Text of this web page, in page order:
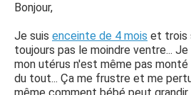
Bonjour,
Je suis enceinte de 4 mois et trois
toujours pas le moindre ventre... Je
mon utérus n'est même pas monté
du tout... Ça me frustre et me